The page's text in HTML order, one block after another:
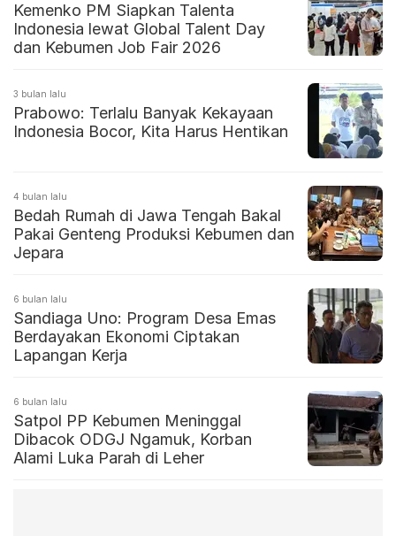
Kemenko PM Siapkan Talenta
Indonesia lewat Global Talent Day
dan Kebumen Job Fair 2026
3 bulan lalu
Prabowo: Terlalu Banyak Kekayaan
Indonesia Bocor, Kita Harus Hentikan
4 bulan lalu
Bedah Rumah di Jawa Tengah Bakal
Pakai Genteng Produksi Kebumen dan
Jepara
6 bulan lalu
Sandiaga Uno: Program Desa Emas
Berdayakan Ekonomi Ciptakan
Lapangan Kerja
6 bulan lalu
Satpol PP Kebumen Meninggal
Dibacok ODGJ Ngamuk, Korban
Alami Luka Parah di Leher